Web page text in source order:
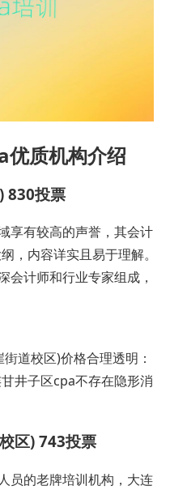
优质机构介绍
830投票
享有较高的声誉，其会计
，内容详实且易于理解。
会计师和行业专家组成，
道校区)价格合理透明：
井子区cpa不存在隐形消
区) 743投票
员的老牌培训机构，大连